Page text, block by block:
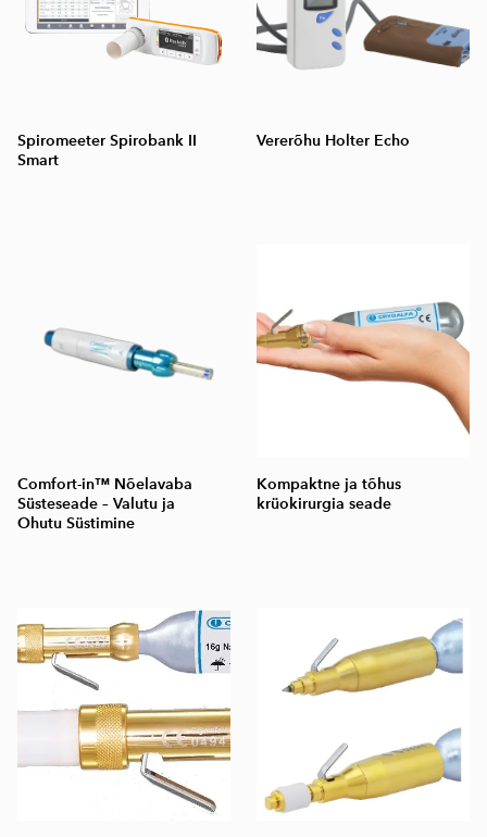
Spiromeeter Spirobank II
Smart
Vererõhu Holter Echo
Comfort-in™ Nõelavaba
Süsteseade – Valutu ja
Ohutu Süstimine
Kompaktne ja tõhus
krüokirurgia seade